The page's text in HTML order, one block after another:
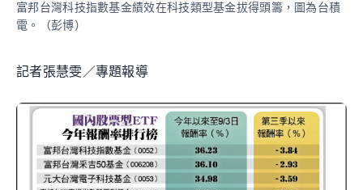
富邦台灣科技指數基金績效在科技類型基金拔得頭籌，圖為台積
電。（彭博）
記者張慧雯／專題報導